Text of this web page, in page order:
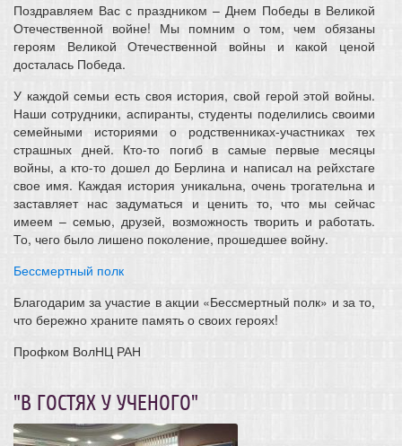
Поздравляем Вас с праздником – Днем Победы в Великой
Отечественной войне! Мы помним о том, чем обязаны
героям Великой Отечественной войны и какой ценой
досталась Победа.
У каждой семьи есть своя история, свой герой этой войны.
Наши сотрудники, аспиранты, студенты поделились своими
семейными историями о родственниках-участниках тех
страшных дней. Кто-то погиб в самые первые месяцы
войны, а кто-то дошел до Берлина и написал на рейхстаге
свое имя. Каждая история уникальна, очень трогательна и
заставляет нас задуматься и ценить то, что мы сейчас
имеем – семью, друзей, возможность творить и работать.
То, чего было лишено поколение, прошедшее войну.
Бессмертный полк
Благодарим за участие в акции «Бессмертный полк» и за то,
что бережно храните память о своих героях!
Профком ВолНЦ РАН
"В ГОСТЯХ У УЧЕНОГО"